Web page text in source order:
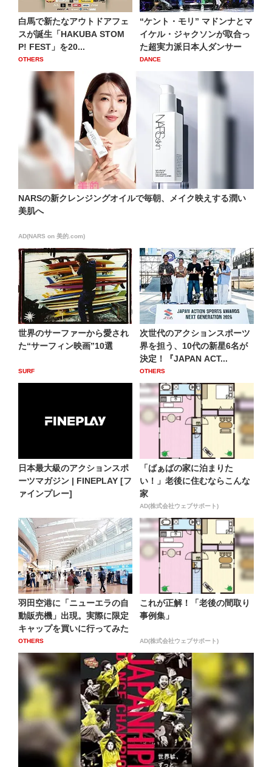
白馬で新たなアウトドアフェ
スが誕生「HAKUBA STOM
P! FEST」を20...
OTHERS
“ケント・モリ” マドンナとマ
イケル・ジャクソンが取合っ
た超実力派日本人ダンサー
DANCE
NARSの新クレンジングオイルで毎朝、メイク映えする潤い
美肌へ
AD(NARS on 美的.com)
世界のサーファーから愛され
た“サーフィン映画”10選
SURF
次世代のアクションスポーツ
界を担う、10代の新星6名が
決定！『JAPAN ACT...
OTHERS
日本最大級のアクションスポ
ーツマガジン | FINEPLAY [フ
ァインプレー]
「ばぁばの家に泊まりた
い！」老後に住むならこんな
家
AD(株式会社ウェブサポート)
羽田空港に「ニューエラの自
動販売機」出現。実際に限定
キャップを買いに行ってみた
OTHERS
これが正解！「老後の間取り
事例集」
AD(株式会社ウェブサポート)